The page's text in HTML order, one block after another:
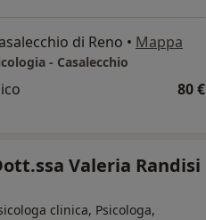
di Reno • Mappa
- Casalecchio
80 €
Valeria Randisi
clinica, Psicologa,